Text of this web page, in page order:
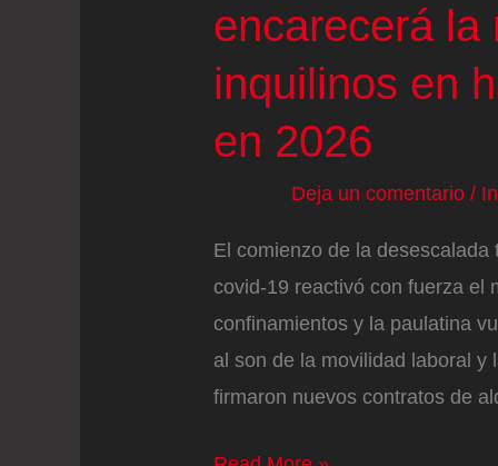
encarecerá la
inquilinos en
en 2026
Deja un comentario /
El comienzo de la
covid-19 reactivó con fuerza el
confinamientos y la paulatina
al son de la movilidad laboral y
firmaron nuevos contratos de